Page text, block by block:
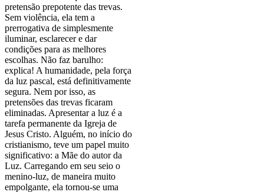
pretensão prepotente das trevas.
Sem violência, ela tem a
prerrogativa de simplesmente
iluminar, esclarecer e dar
condições para as melhores
escolhas. Não faz barulho:
explica! A humanidade, pela força
da luz pascal, está definitivamente
segura. Nem por isso, as
pretensões das trevas ficaram
eliminadas. Apresentar a luz é a
tarefa permanente da Igreja de
Jesus Cristo. Alguém, no início do
cristianismo, teve um papel muito
significativo: a Mãe do autor da
Luz. Carregando em seu seio o
menino-luz, de maneira muito
empolgante, ela tornou-se uma